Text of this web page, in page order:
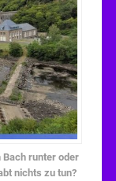
Bach runter oder
nichts zu tun?